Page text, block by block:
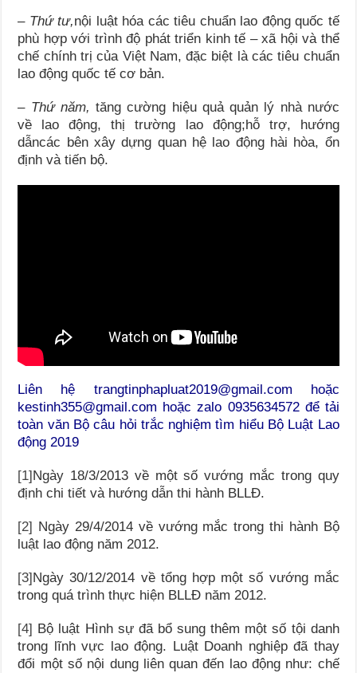
– Thứ tư,nội luật hóa các tiêu chuẩn lao động quốc tế
phù hợp với trình độ phát triển kinh tế – xã hội và thể
chế chính trị của Việt Nam, đặc biệt là các tiêu chuẩn
lao động quốc tế cơ bản.
– Thứ năm, tăng cường hiệu quả quản lý nhà nước
về lao động, thị trường lao động;hỗ trợ, hướng
dẫncác bên xây dựng quan hệ lao động hài hòa, ổn
định và tiến bộ.
Liên hệ trangtinphapluat2019@gmail.com hoặc
kestinh355@gmail.com hoặc zalo 0935634572 để tải
toàn văn Bộ câu hỏi trắc nghiệm tìm hiểu Bộ Luật Lao
động 2019
[1] Ngày 18/3/2013 về một số vướng mắc trong quy
định chi tiết và hướng dẫn thi hành BLLĐ.
[2]
Ngày 29/4/2014 về vướng mắc trong thi hành Bộ
luật lao động năm 2012.
[3] Ngày 30/12/2014 về tổng hợp một số vướng mắc
trong quá trình thực hiện BLLĐ năm 2012.
[4]
Bộ luật Hình sự đã bổ sung thêm một số tội danh
trong lĩnh vực lao động. Luật Doanh nghiệp đã thay
đổi một số nội dung liên quan đến lao động như: chế